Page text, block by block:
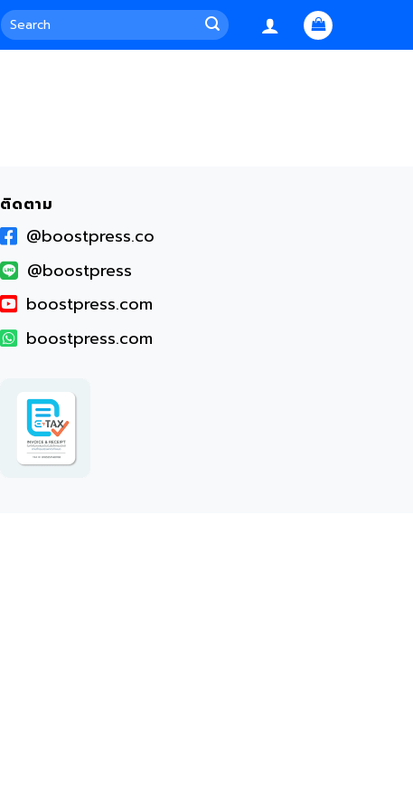
Search
for:
ติดตาม
@boostpress.co
@boostpress
boostpress.com
boostpress.com